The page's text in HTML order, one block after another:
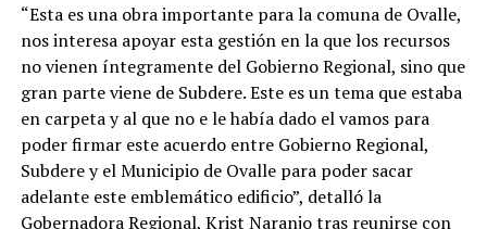
“Esta es una obra importante para la comuna de Ovalle,
nos interesa apoyar esta gestión en la que los recursos
no vienen íntegramente del Gobierno Regional, sino que
gran parte viene de Subdere. Este es un tema que estaba
en carpeta y al que no e le había dado el vamos para
poder firmar este acuerdo entre Gobierno Regional,
Subdere y el Municipio de Ovalle para poder sacar
adelante este emblemático edificio”, detalló la
Gobernadora Regional, Krist Naranjo tras reunirse con